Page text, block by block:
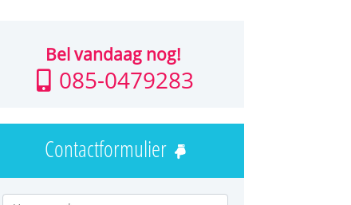
Bel vandaag nog!
085-0479283
Contactformulier